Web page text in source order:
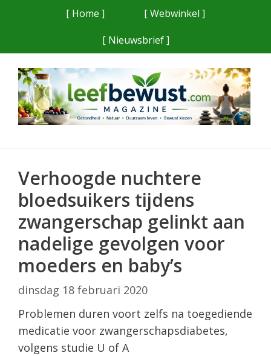
[ Home ]
[ Webwinkel ]
[ Nieuwsbrief ]
Verhoogde nuchtere
bloedsuikers tijdens
zwangerschap gelinkt aan
nadelige gevolgen voor
moeders en baby’s
dinsdag 18 februari 2020
Problemen duren voort zelfs na toegediende
medicatie voor zwangerschapsdiabetes,
volgens studie U of A